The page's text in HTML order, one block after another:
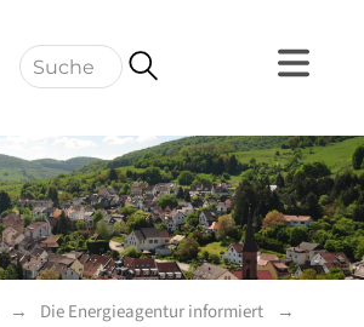
Die Energieagentur informiert